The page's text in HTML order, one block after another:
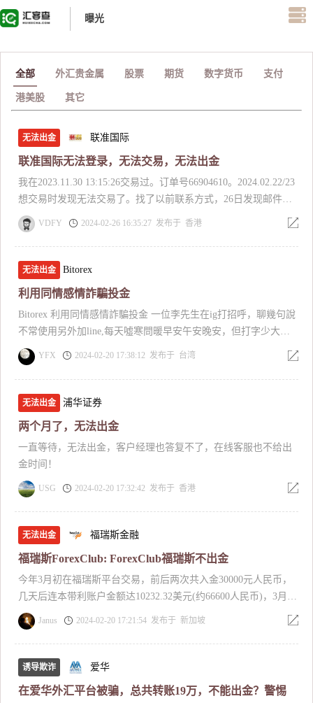
曝光
全部 外汇贵金属 股票 期货 数字货币 支付
港美股 其它
无法出金 联准国际
联准国际无法登录，无法交易，无法出金
我在2023.11.30 13:15:26交易过。订单号66904610。2024.02.22/23
想交易时发现无法交易了。找了以前联系方式，26日发现邮件退
回无法联系了。我想上联准国际https://www.usgforex.asia/，忘记
密码，按照它的方式无法更改密码，无法出金了。我的余额
4936.16USD
VDFY 2024-02-26 16:35:27 发布于 香港
无法出金 Bitorex
利用同情感情詐騙投金
Bitorex 利用同情感情詐騙投金 一位李先生在ig打招呼，聊幾句說
不常使用另外加line,每天噓寒問暖早安午安晚安，但打字少大部
分語音訊息或是通話居多，聊到他自己過去的經歷、感情，然後
取得同情信任。後來說他的工作是屬於反入侵可以看見數據賺
錢，說要幫忙改善我的生活過更好，為我好要一起努力一起生
活，要教我賺錢帶我。其實我很排斥感覺是詐騙，但他很認真一
直解釋要我小額試試就知道真假，要我下載幣安、vpn、max綁定
約轉，他通知有數據，我先是5千台幣試試，他發送個連結從
google登入，然後交易極速，變成8千多再轉回帳戶6千4，讓我相
信是真的。然後要我再多拿點才能多賺，第二次我投2萬台幣，後
來領回2萬6，他說機會不是每天有，要我把握最後機會，說什麼
入侵那邊可能更嚴加防範，可能最後機會，說跟朋友合夥事業兩
我是另外要我不要透漏給別人知道，也說他個人私下會幫忙投入
我這邊，叫我趕快去想辦法投入更多資金，找認識的朋友親戚借
或貸款，到時獲利償還別人多給一點也還是賺。這期間真的一直
想辦法，他也一直催促，後來原本的2萬6加上借了9萬投入，他也
轉了一百萬在我這邊說為了我賣車要吃泡麵，明明明天下班都跟
朋友吃夜宵……他說還不夠要我再想辦法，我真的每天很心煩一
客服回覆說因獲利多要繳稅金20%，不能從獲利的扣除，要另外
補繳…………所以要另外繳25萬左右的稅金，我質問他公司也是
YFX 2024-02-20 17:38:12 发布于 台湾
无法出金 浦华证券
两个月了，无法出金
一直等待，无法出金，客户经理也答复不了，在线客服也不给出
金时间！
USG 2024-02-20 17:32:42 发布于 香港
无法出金 福瑞斯金融
福瑞斯ForexClub: ForexClub福瑞斯不出金
今年3月初在福瑞斯平台交易，前后两次共入金30000元人民币，
几天后连本带利账户金额达10232.32美元(约66600人民币)，3月10
日想要出金，但提款请求却遭到了拒绝，之后，其交易账户也被
禁用。账户被禁用的理由竟然是账户活跃度不足，客户经理让重
新注册一个账户，将之前账户的钱转到新账户里。重新上传了身
份证正反面，但至今已过了一个星期的时间，却一直出于在审核
为准。
Janus 2024-02-20 17:21:54 发布于 新加坡
诱导欺诈 爱华
在爱华外汇平台被骗，总共转账19万，不能出金？警惕